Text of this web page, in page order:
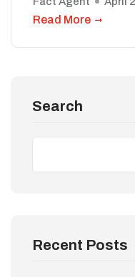
Read More
Search
Recent Posts